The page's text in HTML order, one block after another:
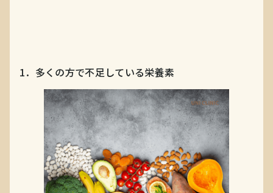
1．多くの方で不足している栄養素